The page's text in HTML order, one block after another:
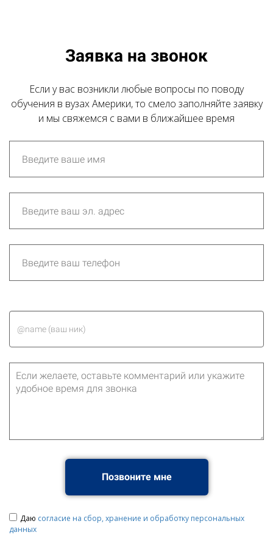
Заявка на звонок
Если у вас возникли любые вопросы по поводу
обучения в вузах Америки, то смело заполняйте заявку
и мы свяжемся с вами в ближайшее время
Позвоните мне
Даю согласие на сбор, хранение и обработку персональных
данных